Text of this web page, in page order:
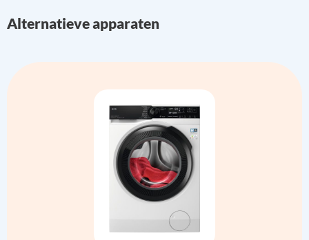
Alternatieve apparaten